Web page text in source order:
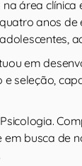
área clínica
anos de
em
seleção,
em busca de